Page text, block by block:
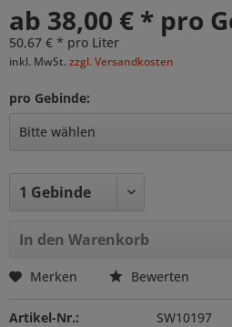
ab 38,00 € * pro
50,67 € * pro Liter
inkl. MwSt. zzgl. Versandkosten
pro Gebinde:
In den Warenkorb
Merken Bewerten
Artikel-Nr.: SW10197